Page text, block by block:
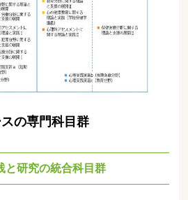
の専門科目群
研究の統合科目群